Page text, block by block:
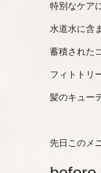
特別なケア
水道水に含
蓄積された
フィトトリ
髪のキュー
先日このメ